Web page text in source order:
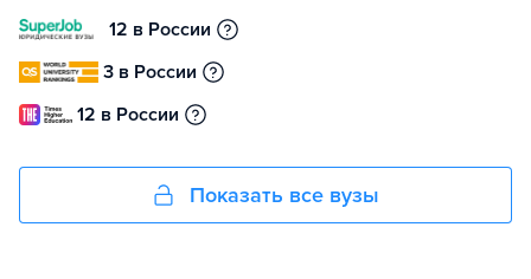
12 в России
3 в России
12 в России
Показать все вузы